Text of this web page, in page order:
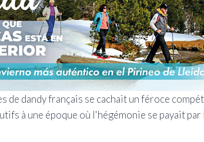
de dandy français se cachait un féroce
à une époque où l'hégémonie se payait par